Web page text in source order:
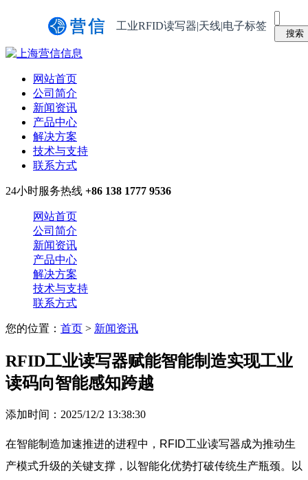
工业RFID读写器|天线|电子标签
网站首页
公司简介
新闻资讯
产品中心
解决方案
技术与支持
联系方式
24小时服务热线 +86 138 1777 9536
网站首页
公司简介
新闻资讯
产品中心
解决方案
技术与支持
联系方式
您的位置： 首页 > 新闻资讯
RFID工业读写器赋能智能制造实现工业
读码向智能感知跨越
添加时间：2025/12/2 13:38:30
在智能制造加速推进的进程中，RFID工业读写器成为推动生
产模式升级的关键支撑，以智能化优势打破传统生产瓶颈。以